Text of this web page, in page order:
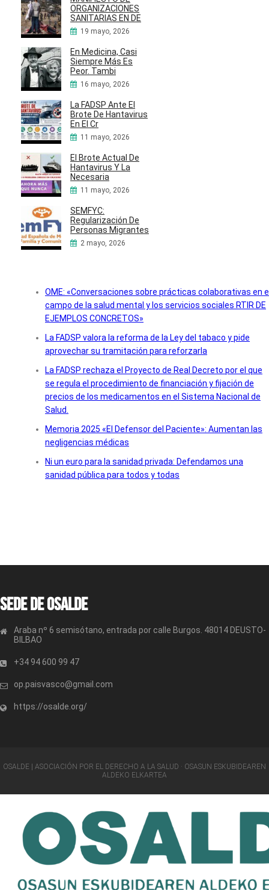
ORGANIZACIONES
SANITARIAS EN DE
19 mayo, 2026
En Medicina, Casi
Siempre Más Es
Peor. Tambi
16 mayo, 2026
La FADSP Ante El
Brote De Hantavirus
En El Cr
11 mayo, 2026
El Brote Actual De
Hantavirus Y La
Necesaria
11 mayo, 2026
SEMFYC:
Regularización De
Personas Migrantes
2 mayo, 2026
OME: «Conversaciones sobre prácticas colaborativas en
campo de la salud mental y los servicios sociales RTIR DE
EJEMPLOS CONCRETOS»
La FADSP valora la reforma de la Ley del tabaco y pide
aprovechar su tramitación para reforzarla
La FADSP rechaza el Proyecto de Real Decreto por el que
se regula el procedimiento de financiación y fijación de
precios de los medicamentos en el Sistema Nacional de
Salud.
Memoria 2025 «El Defensor del Paciente»: Aumentan las
negligencias médicas
Ni un euro para la sanidad privada: Defendamos una
sanidad pública para todos y todas
Sede de OSALDE
Araba nº 6 semisótano, entrada por calle Burgos. 48014 DEUSTO-
BILBAO
+34 94 600 99 47
op.paisvasco@gmail.com
https://osalde.org/
OSALDE | ASOCIACIÓN POR EL DERECHO A LA SALUD · OSASUN ESKUBIDEAREN
ALDEKO ELKARTEA